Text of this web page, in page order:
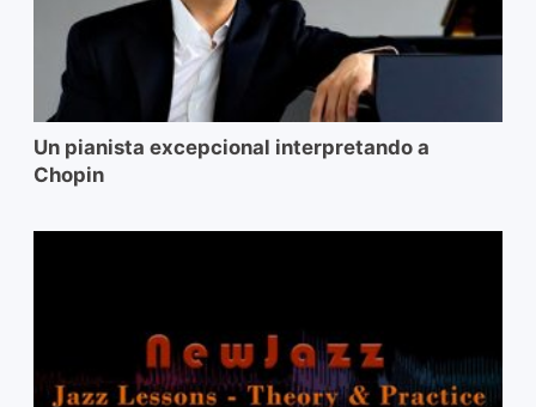
Un pianista excepcional interpretando a
Chopin